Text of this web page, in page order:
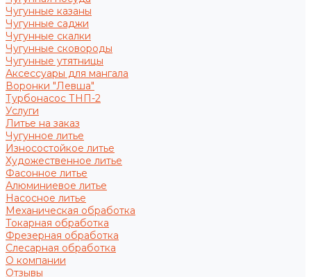
Чугунные казаны
Чугунные саджи
Чугунные скалки
Чугунные сковороды
Чугунные утятницы
Аксессуары для мангала
Воронки "Левша"
Турбонасос ТНП-2
Услуги
Литье на заказ
Чугунное литье
Износостойкое литье
Художественное литье
Фасонное литье
Алюминиевое литье
Насосное литье
Механическая обработка
Токарная обработка
Фрезерная обработка
Слесарная обработка
О компании
Отзывы